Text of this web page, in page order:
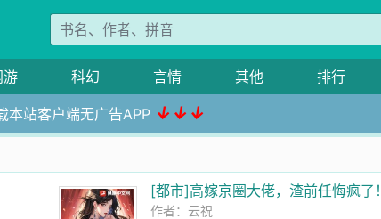
游 科幻 言情 其他 排行
本站客户端无广告APP ↓↓↓
[都市]高嫁京圈大佬，渣前任悔疯了！
作者： 云祝